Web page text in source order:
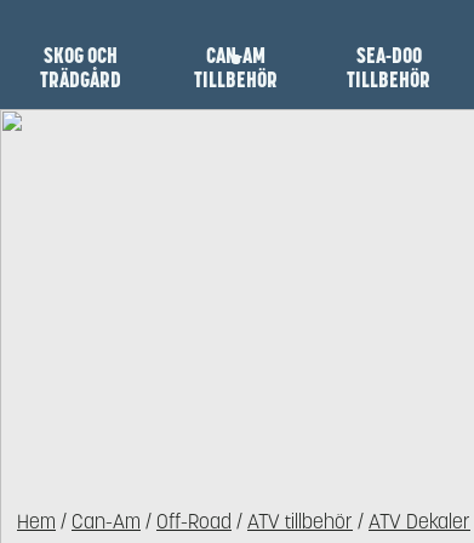
SKOG OCH
TRÄDGÅRD
CAN-AM
TILLBEHÖR
SEA-DOO
TILLBEHÖR
Hem / Can-Am / Off-Road /ATV tillbehör /ATV Dekaler